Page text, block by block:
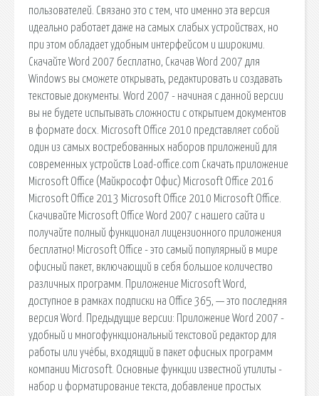
пользователей. Связано это с тем, что именно эта версия
идеально работает даже на самых слабых устройствах, но
при этом обладает удобным интерфейсом и широкими.
Скачайте Word 2007 бесплатно, Скачав Word 2007 для
Windows вы сможете открывать, редактировать и создавать
текстовые документы. Word 2007 - начиная с данной версии
вы не будете испытывать сложности с открытием документов
в формате docx. Microsoft Office 2010 представляет собой
один из самых востребованных наборов приложений для
современных устройств Load-office.com Скачать приложение
Microsoft Office (Майкрософт Офис) Microsoft Office 2016
Microsoft Office 2013 Microsoft Office 2010 Microsoft Office.
Скачивайте Microsoft Office Word 2007 с нашего сайта и
получайте полный функционал лицензионного приложения
бесплатно! Microsoft Office - это самый популярный в мире
офисный пакет, включающий в себя большое количество
различных программ. Приложение Microsoft Word,
доступное в рамках подписки на Office 365, — это последняя
версия Word. Предыдущие версии: Приложение Word 2007 -
удобный и многофункциональный текстовой редактор для
работы или учёбы, входящий в пакет офисных программ
компании Microsoft. Основные функции известной утилиты -
набор и форматирование текста, добавление простых